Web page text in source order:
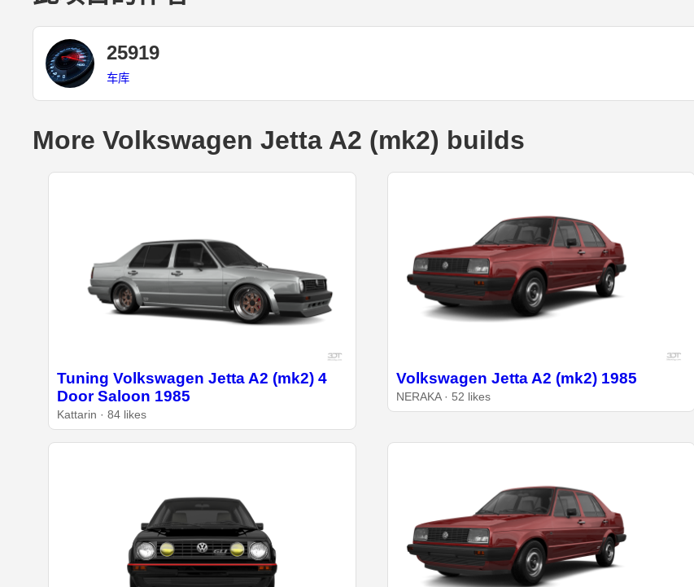
25919
车库
More Volkswagen Jetta A2 (mk2) builds
Tuning Volkswagen Jetta A2 (mk2) 4
Door Saloon 1985
Kattarin · 84 likes
Volkswagen Jetta A2 (mk2) 1985
NERAKA · 52 likes